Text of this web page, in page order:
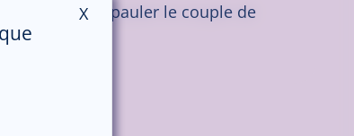
pour vous épauler le couple de
X Masquer le bandeau des cookies